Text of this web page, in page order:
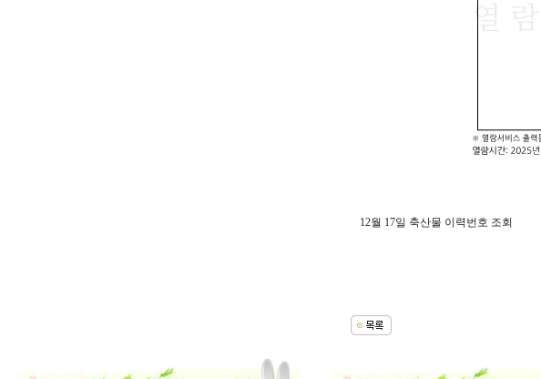
12월 17일 축산물 이력번호 조회